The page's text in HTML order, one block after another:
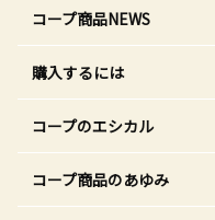
コープ商品NEWS
購入するには
コープのエシカル
コープ商品のあゆみ